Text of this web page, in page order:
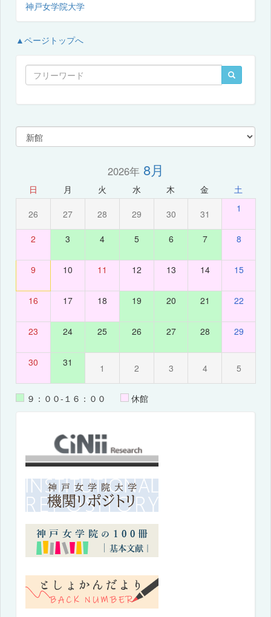
神戸女学院大学
▲ページトップへ
2026年8月
日 月 火 水 木 金 土
26 27 28 29 30 31 1
2 3 4 5 6 7 8
9 10 11 12 13 14 15
16 17 18 19 20 21 22
23 24 25 26 27 28 29
30 31 1 2 3 4 5
９：００-１６：００ 休館